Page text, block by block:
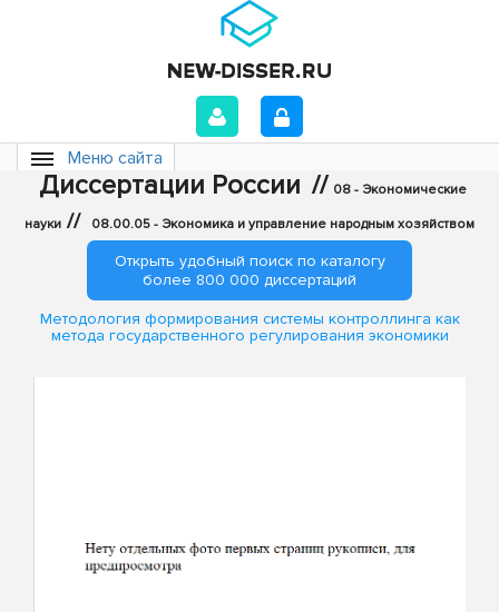
Меню сайта
Диссертации России // 08 - Экономические
науки // 08.00.05 - Экономика и управление народным хозяйством
Открыть удобный поиск по каталогу
более 800 000 диссертаций
Методология формирования системы контроллинга как
метода государственного регулирования экономики